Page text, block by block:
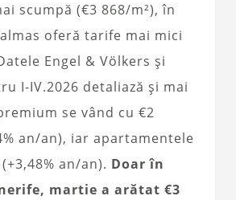
scumpă (€3 868/m²), în
oferă tarife mai mici
Engel & Völkers și
I-IV.2026 detaliază și mai
se vând cu €2
an/an), iar apartamentele
an/an). Doar în
martie a arătat €3